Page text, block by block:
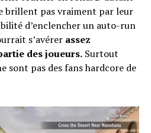
brillent pas vraiment par leur
d’enclencher un auto-run
s’avérer assez
des joueurs. Surtout
sont pas des fans hardcore de